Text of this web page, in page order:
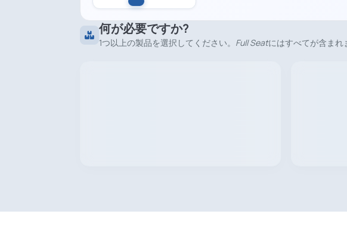
何が必要ですか?
1つ以上の製品を選択してください。 Full Seatにはすべてが含まれ